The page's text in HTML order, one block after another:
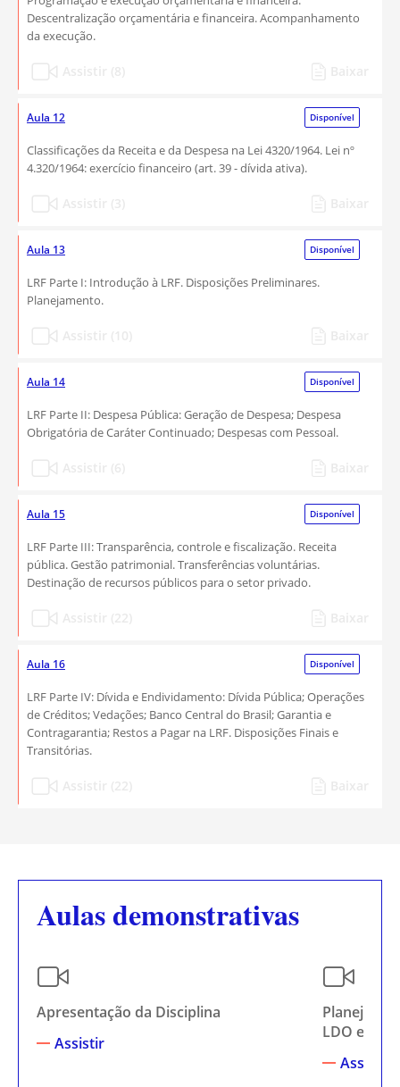
Descentralização orçamentária e financeira. Acompanhamento
da execução.
Aula 12 Disponível
Classificações da Receita e da Despesa na Lei 4320/1964. Lei nº
4.320/1964: exercício financeiro (art. 39 - dívida ativa).
Aula 13 Disponível
LRF Parte I: Introdução à LRF. Disposições Preliminares.
Planejamento.
Aula 14 Disponível
LRF Parte II: Despesa Pública: Geração de Despesa; Despesa
Obrigatória de Caráter Continuado; Despesas com Pessoal.
Aula 15 Disponível
LRF Parte III: Transparência, controle e fiscalização. Receita
pública. Gestão patrimonial. Transferências voluntárias.
Destinação de recursos públicos para o setor privado.
Aula 16 Disponível
LRF Parte IV: Dívida e Endividamento: Dívida Pública; Operações
de Créditos; Vedações; Banco Central do Brasil; Garantia e
Contragarantia; Restos a Pagar na LRF. Disposições Finais e
Transitórias.
Aulas demonstrativas
Apresentação da Disciplina
Assistir
LDO e LOA
Assistir